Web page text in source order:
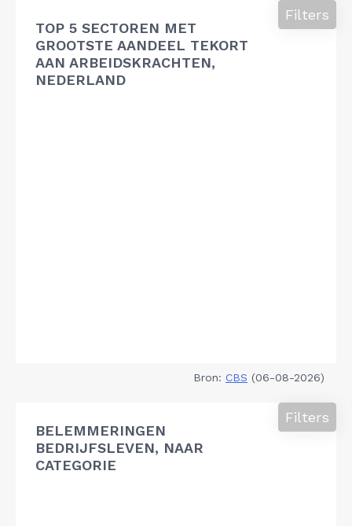
TOP 5 SECTOREN MET
GROOTSTE AANDEEL TEKORT
AAN ARBEIDSKRACHTEN,
NEDERLAND
Filters
Bron: CBS (06-08-2026)
BELEMMERINGEN
BEDRIJFSLEVEN, NAAR
CATEGORIE
Filters